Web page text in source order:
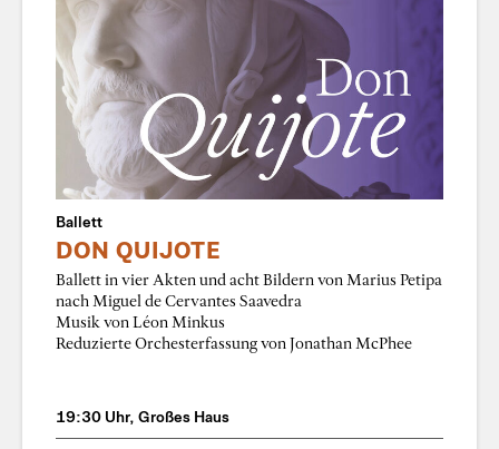
Ballett
DON QUIJOTE
Ballett in vier Akten und acht Bildern von Marius Petipa
nach Miguel de Cervantes Saavedra
Musik von Léon Minkus
Reduzierte Orchesterfassung von Jonathan McPhee
19:30 Uhr, Großes Haus